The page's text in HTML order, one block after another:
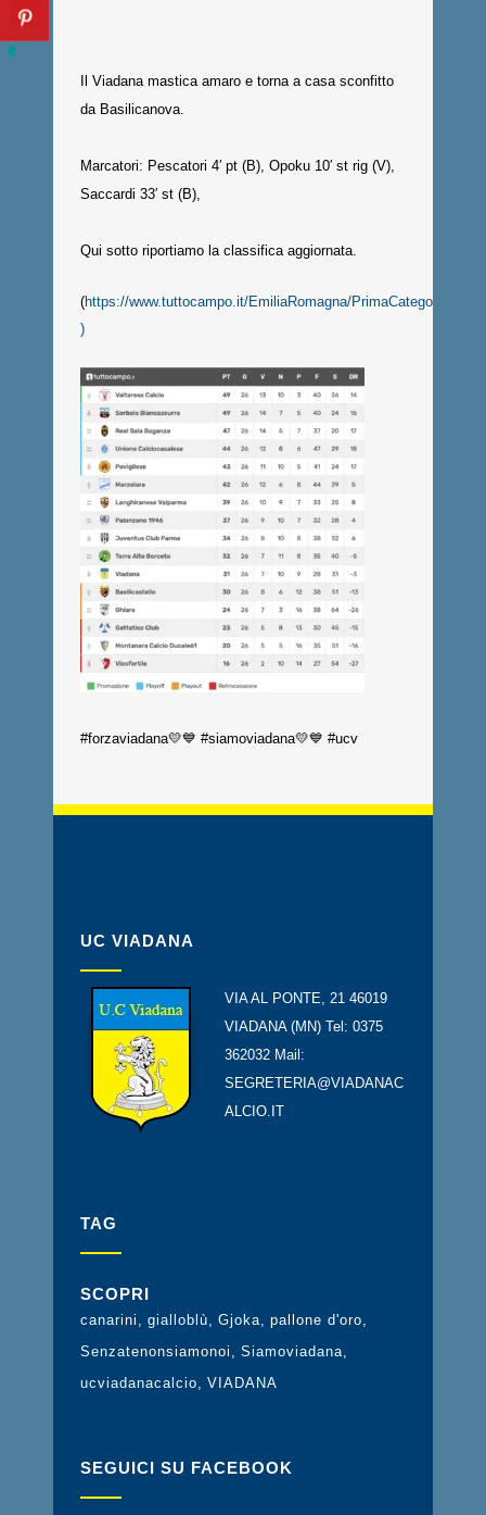
Il Viadana mastica amaro e torna a casa sconfitto
da Basilicanova.
Marcatori: Pescatori 4′ pt (B), Opoku 10′ st rig (V),
Saccardi 33′ st (B),
Qui sotto riportiamo la classifica aggiornata.
(https://www.tuttocampo.it/EmiliaRomagna/PrimaCategoria/
)
#forzaviadana💛💙 #siamoviadana💛💙 #ucv
UC VIADANA
VIA AL PONTE, 21 46019
VIADANA (MN) Tel: 0375
362032 Mail:
SEGRETERIA@VIADANAC
ALCIO.IT
TAG
SCOPRI
canarini gialloblù Gjoka pallone d'oro
Senzatenonsiamonoi
Siamoviadana
ucviadanacalcio
VIADANA
SEGUICI SU FACEBOOK